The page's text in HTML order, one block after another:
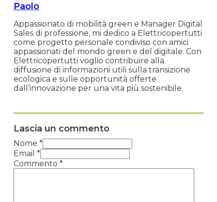
Paolo
Appassionato di mobilità green e Manager Digital
Sales di professione, mi dedico a Elettricopertutti
come progetto personale condiviso con amici
appassionati del mondo green e del digitale. Con
Elettricopertutti voglio contribuire alla
diffusione di informazioni utili sulla transizione
ecologica e sulle opportunità offerte
dall’innovazione per una vita più sostenibile.
Lascia un commento
Nome *
Email *
Commento *